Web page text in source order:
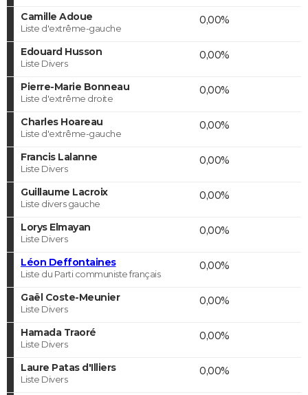
Camille Adoue
Liste d'extrême-gauche
0,00%
Edouard Husson
Liste Divers
0,00%
Pierre-Marie Bonneau
Liste d'extrême droite
0,00%
Charles Hoareau
Liste d'extrême-gauche
0,00%
Francis Lalanne
Liste Divers
0,00%
Guillaume Lacroix
Liste divers gauche
0,00%
Lorys Elmayan
Liste Divers
0,00%
Léon Deffontaines
Liste du Parti communiste français
0,00%
Gaël Coste-Meunier
Liste Divers
0,00%
Hamada Traoré
Liste Divers
0,00%
Laure Patas d'Illiers
Liste Divers
0,00%